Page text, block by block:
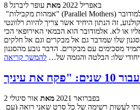
8 באפריל 2022 מאת עופר ליברגל
"אמהות מקבילות" (Parallel Mothers) הוא סרט של פדרו אלמודובר
זה הנתון היחיד אשר צריך להיות רלוונטי
או לא. אלמודובר הוא הבמאי האירופאי הכי
שלו שמדבר גם אל מבקרים וגם אל חלקים
מסכימים עם מבקרים. הדבר נובע מהסגנון
שלו: הבלטה והגזמה של… להמשך קריאה
2 בפברואר 2021 מאת אור סיגולי